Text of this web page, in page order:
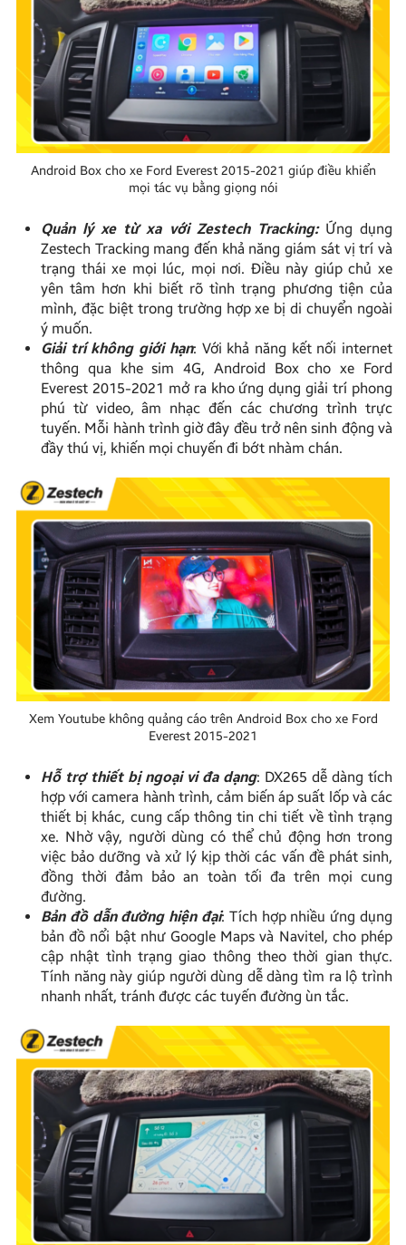
Android Box cho xe Ford Everest 2015-2021 giúp điều khiển
mọi tác vụ bằng giọng nói
Quản lý xe từ xa với Zestech Tracking: Ứng dụng
Zestech Tracking mang đến khả năng giám sát vị trí và
trạng thái xe mọi lúc, mọi nơi. Điều này giúp chủ xe
yên tâm hơn khi biết rõ tình trạng phương tiện của
mình, đặc biệt trong trường hợp xe bị di chuyển ngoài
ý muốn.
Giải trí không giới hạn: Với khả năng kết nối internet
thông qua khe sim 4G, Android Box cho xe Ford
Everest 2015-2021 mở ra kho ứng dụng giải trí phong
phú từ video, âm nhạc đến các chương trình trực
tuyến. Mỗi hành trình giờ đây đều trở nên sinh động và
đầy thú vị, khiến mọi chuyến đi bớt nhàm chán.
Xem Youtube không quảng cáo trên Android Box cho xe Ford
Everest 2015-2021
Hỗ trợ thiết bị ngoại vi đa dạng: DX265 dễ dàng tích
hợp với camera hành trình, cảm biến áp suất lốp và các
thiết bị khác, cung cấp thông tin chi tiết về tình trạng
xe. Nhờ vậy, người dùng có thể chủ động hơn trong
việc bảo dưỡng và xử lý kịp thời các vấn đề phát sinh,
đồng thời đảm bảo an toàn tối đa trên mọi cung
đường.
Bản đồ dẫn đường hiện đại: Tích hợp nhiều ứng dụng
bản đồ nổi bật như Google Maps và Navitel, cho phép
cập nhật tình trạng giao thông theo thời gian thực.
Tính năng này giúp người dùng dễ dàng tìm ra lộ trình
nhanh nhất, tránh được các tuyến đường ùn tắc.